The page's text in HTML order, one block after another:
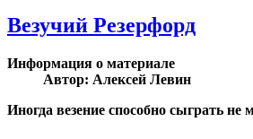
Везучий Резерфорд
Информация о материале
Автор: Алексей Левин
Иногда везение способно сыграть